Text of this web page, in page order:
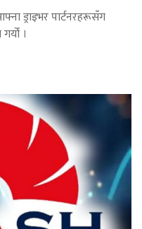
ड्राइभर पार्टनरहरूसँग
।